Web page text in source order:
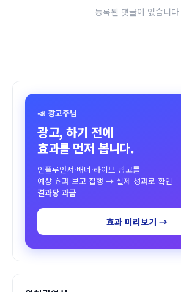
등록된 댓글이 없습니다
📣 광고주님
광고, 하기 전에
효과를 먼저 봅니다.
인플루언서·배너·라이브 광고를
예상 효과 보고 집행 → 실제 성과로 확인
결과당 과금
효과 미리보기 →